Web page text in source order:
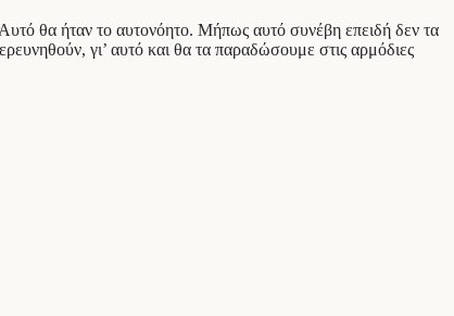
θα ήταν το αυτονόητο. Μήπως αυτό συνέβη επειδή δεν τα
γι’ αυτό και θα τα παραδώσουμε στις αρμόδιες